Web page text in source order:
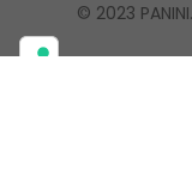
© 2023